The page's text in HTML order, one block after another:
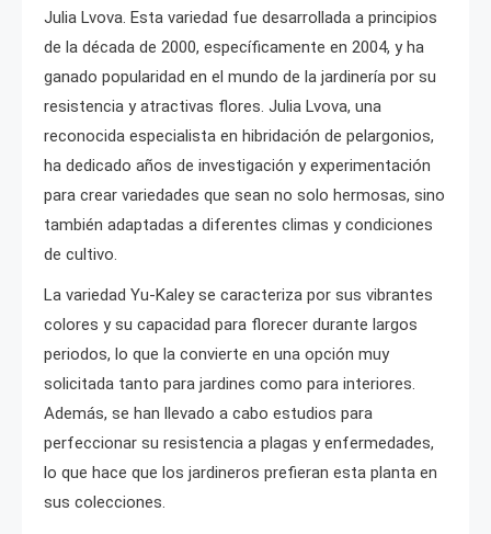
Julia Lvova. Esta variedad fue desarrollada a principios
de la década de 2000, específicamente en 2004, y ha
ganado popularidad en el mundo de la jardinería por su
resistencia y atractivas flores. Julia Lvova, una
reconocida especialista en hibridación de pelargonios,
ha dedicado años de investigación y experimentación
para crear variedades que sean no solo hermosas, sino
también adaptadas a diferentes climas y condiciones
de cultivo.
La variedad Yu-Kaley se caracteriza por sus vibrantes
colores y su capacidad para florecer durante largos
periodos, lo que la convierte en una opción muy
solicitada tanto para jardines como para interiores.
Además, se han llevado a cabo estudios para
perfeccionar su resistencia a plagas y enfermedades,
lo que hace que los jardineros prefieran esta planta en
sus colecciones.